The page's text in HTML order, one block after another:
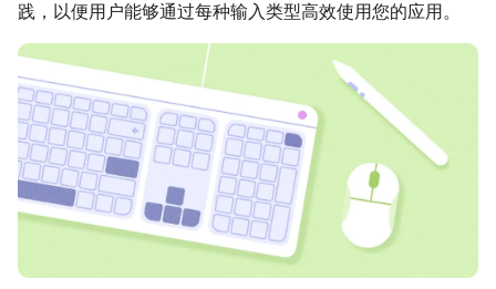
践，以便用户能够通过每种输入类型高效使用您的应用。